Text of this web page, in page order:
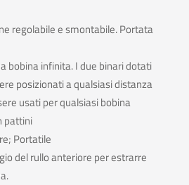
regolabile e smontabile. Portata
bobina infinita. I due binari dotati
posizionati a qualsiasi distanza
usati per qualsiasi bobina
pattini
Portatile
del rullo anteriore per estrarre